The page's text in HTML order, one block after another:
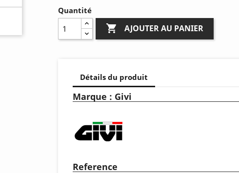
Quantité
 AJOUTER AU PANIER
Détails du produit
Marque : Givi
Reference